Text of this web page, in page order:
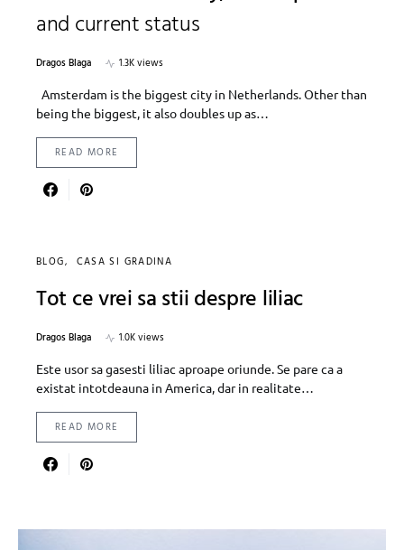
and current status
Dragos Blaga
1.3K views
Amsterdam is the biggest city in Netherlands. Other than
being the biggest, it also doubles up as…
READ MORE
BLOG CASA SI GRADINA
Tot ce vrei sa stii despre liliac
Dragos Blaga
1.0K views
Este usor sa gasesti liliac aproape oriunde. Se pare ca a
existat intotdeauna in America, dar in realitate…
READ MORE